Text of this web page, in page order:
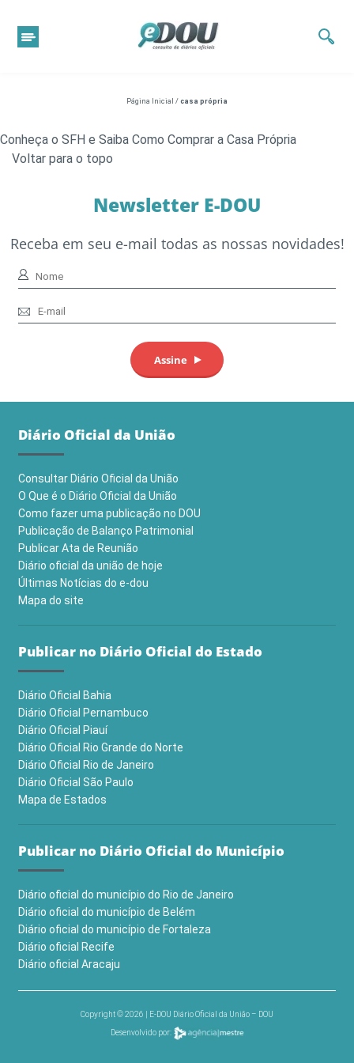
Página Inicial / casa própria
Conheça o SFH e Saiba Como Comprar a Casa Própria
Voltar para o topo
Newsletter E-DOU
Receba em seu e-mail todas as nossas novidades!
Diário Oficial da União
Consultar Diário Oficial da União
O Que é o Diário Oficial da União
Como fazer uma publicação no DOU
Publicação de Balanço Patrimonial
Publicar Ata de Reunião
Diário oficial da união de hoje
Últimas Notícias do e-dou
Mapa do site
Publicar no Diário Oficial do Estado
Diário Oficial Bahia
Diário Oficial Pernambuco
Diário Oficial Piauí
Diário Oficial Rio Grande do Norte
Diário Oficial Rio de Janeiro
Diário Oficial São Paulo
Mapa de Estados
Publicar no Diário Oficial do Município
Diário oficial do município do Rio de Janeiro
Diário oficial do município de Belém
Diário oficial do município de Fortaleza
Diário oficial Recife
Diário oficial Aracaju
Copyright © 2026 | E-DOU Diário Oficial da União – DOU
Desenvolvido por: